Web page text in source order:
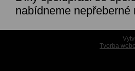
nabídneme
Tvorba